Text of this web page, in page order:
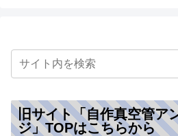
旧サイト「自作真空管ア
ジ」TOPはこちらから